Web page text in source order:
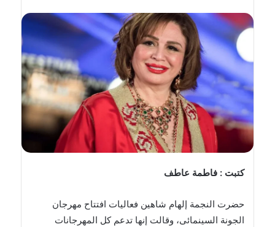
إلكترونيا
كتبت : فاطمة عاطف
حضرت النجمة إلهام شاهين فعاليات افتتاح مهرجان
الجونة السينمائى، وقالت إنها تدعم كل المهرجانات